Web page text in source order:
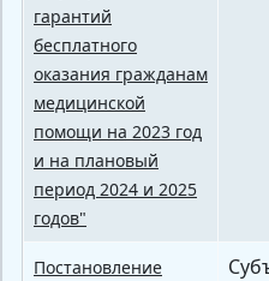
гарантий
бесплатного
оказания гражданам
медицинской
помощи на 2023 год
и на плановый
период 2024 и 2025
годов"
Постановление